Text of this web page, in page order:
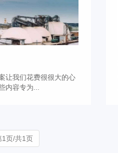
让我们花费很很大的心
内容专为...
1页/共1页